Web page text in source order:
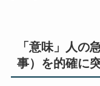
「意味」人の
事）を的確に